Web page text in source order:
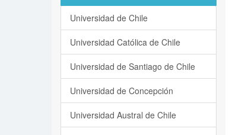
Universidad de Chile
Universidad Católica de Chile
Universidad de Santiago de Chile
Universidad de Concepción
Universidad Austral de Chile